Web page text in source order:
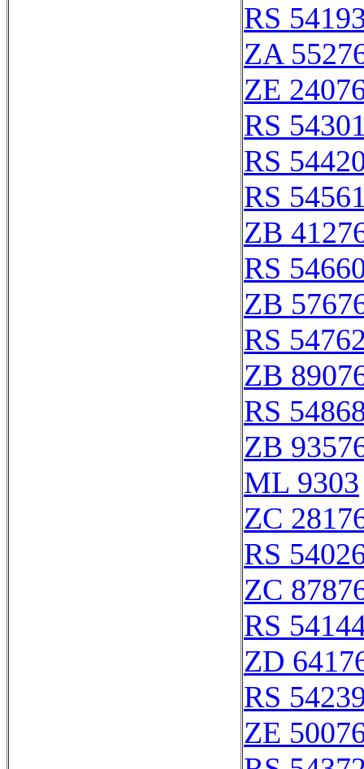
RS
ZA
ZE
RS
RS
RS
ZB
RS
ZB
RS
ZB
RS
ZB
ML 9303
ZC
RS
ZC
RS
ZD
RS
ZE